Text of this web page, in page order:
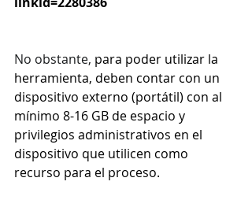
No obstante, para poder utilizar la
herramienta, deben contar con un
dispositivo externo (portátil) con al
mínimo 8-16 GB de espacio y
privilegios administrativos en el
dispositivo que utilicen como
recurso para el proceso.